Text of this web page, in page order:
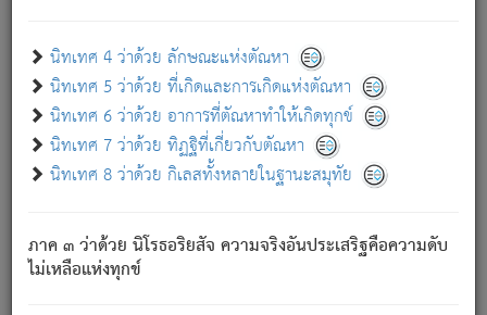
นิทเทศ 4 ว่าด้วย ลักษณะแห่งตัณหา
นิทเทศ 5 ว่าด้วย ที่เกิดและการเกิดแห่งตัณหา
นิทเทศ 6 ว่าด้วย อาการที่ตัณหาทำให้เกิดทุกข์
นิทเทศ 7 ว่าด้วย ทิฏฐิที่เกี่ยวกับตัณหา
นิทเทศ 8 ว่าด้วย กิเลสทั้งหลายในฐานะสมุทัย
ภาค ๓ ว่าด้วย นิโรธอริยสัจ ความจริงอันประเสริฐคือความดับ
ไม่เหลือแห่งทุกข์
อย่างนี้อยู่; เขาย่อมละภวตัณหาได้ และไม่เพลิดเพลินวิภวตัณหา
ด้วย.
ความดับเพราะความสำรอกไม่เหลือ (แห่งภพทั้งหลาย)
เพราะความสิ้นไปแห่งตัณหาโดยประการทั้งปวง นั้นคือ
นิพพาน.
ภพใหม่ย่อมไม่มีแก่ภิกษุนั้น ผู้ดับเย็นสนิทแล้ว เพราะไม่มี
ภิกษุนั้น เป็นผู้ครอบงำมารได้แล้ว ชนะสงครามแล้ว ก้าวล่วง
ภพทั้งหลายทั้งปวงได้แล้ว เป็นผู้คงที่ (คือไม่เปลี่ยนแปลงอีกต่อ